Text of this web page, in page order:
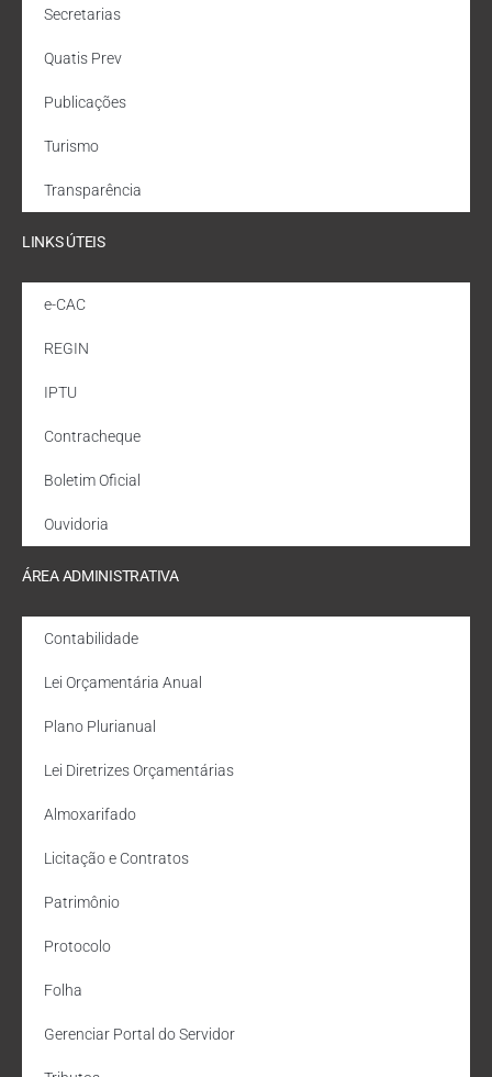
Secretarias
Quatis Prev
Publicações
Turismo
Transparência
LINKS ÚTEIS
e-CAC
REGIN
IPTU
Contracheque
Boletim Oficial
Ouvidoria
ÁREA ADMINISTRATIVA
Contabilidade
Lei Orçamentária Anual
Plano Plurianual
Lei Diretrizes Orçamentárias
Almoxarifado
Licitação e Contratos
Patrimônio
Protocolo
Folha
Gerenciar Portal do Servidor